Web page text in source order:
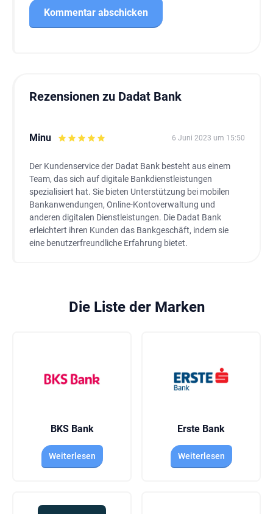
Rezensionen zu Dadat Bank
Minu 6 Juni 2023 um 15:50
Der Kundenservice der Dadat Bank besteht aus einem
Team, das sich auf digitale Bankdienstleistungen
spezialisiert hat. Sie bieten Unterstützung bei mobilen
Bankanwendungen, Online-Kontoverwaltung und
anderen digitalen Dienstleistungen. Die Dadat Bank
erleichtert ihren Kunden das Bankgeschäft, indem sie
eine benutzerfreundliche Erfahrung bietet.
Die Liste der Marken
BKS Bank
Weiterlesen
Erste Bank
Weiterlesen